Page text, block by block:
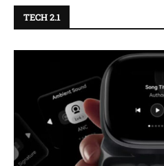
TECH 2.1